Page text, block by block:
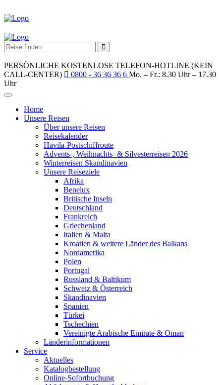
PERSÖNLICHE KOSTENLOSE TELEFON-HOTLINE (KEIN
CALL-CENTER)
0800 - 36 36 36 6 Mo. – Fr.: 8.30 Uhr – 17.30
Uhr
Home
Unsere Reisen
Über unsere Reisen
Reisekalender
Havila-Postschiffroute
Advents-, Weihnachts- & Silvesterreisen 2026
Winterreisen Skandinavien
Unsere Reiseziele
Afrika
Benelux
Britische Inseln
Deutschland
Frankreich
Griechenland
Italien & Malta
Kroatien & weitere Länder des Balkans
Nordamerika
Polen
Portugal
Russland & Baltikum
Schweiz & Österreich
Skandinavien
Spanien
Türkei
Tschechien
Vereinigte Arabische Emirate & Oman
Länderinformationen
Service
Aktuelles
Katalogbestellung
Online-Sofortbuchung